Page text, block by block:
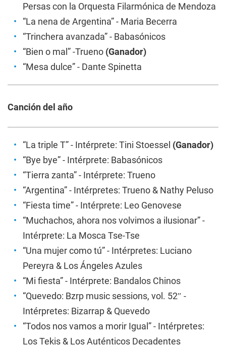
Persas con la Orquesta Filarmónica de Mendoza
“La nena de Argentina” - Maria Becerra
“Trinchera avanzada” - Babasónicos
“Bien o mal” -Trueno (Ganador)
“Mesa dulce” - Dante Spinetta
Canción del año
“La triple T” - Intérprete: Tini Stoessel (Ganador)
“Bye bye” - Intérprete: Babasónicos
“Tierra zanta” - Intérprete: Trueno
“Argentina” - Intérpretes: Trueno & Nathy Peluso
“Fiesta time” - Intérprete: Leo Genovese
“Muchachos, ahora nos volvimos a ilusionar” -
Intérprete: La Mosca Tse-Tse
“Una mujer como tú” - Intérpretes: Luciano
Pereyra & Los Ángeles Azules
“Mi fiesta” - Intérprete: Bandalos Chinos
“Quevedo: Bzrp music sessions, vol. 52″ -
Intérpretes: Bizarrap & Quevedo
“Todos nos vamos a morir Igual” - Intérpretes:
Los Tekis & Los Auténticos Decadentes